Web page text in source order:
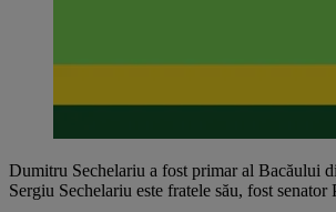
Dumitru Sechelariu a fost primar al Bacăului
Sergiu Sechelariu este fratele său, fost senator